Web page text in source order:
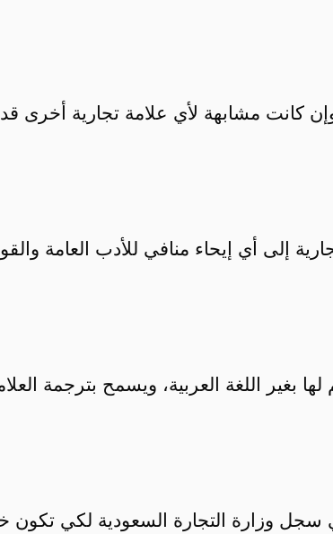
مشابهة لأي علامة تجارية أخرى
إلى أي إيحاء منافي للأدب العامة
بغير اللغة العربية، ويسمح بترجمة
وزارة التجارة السعودية لكي تكون